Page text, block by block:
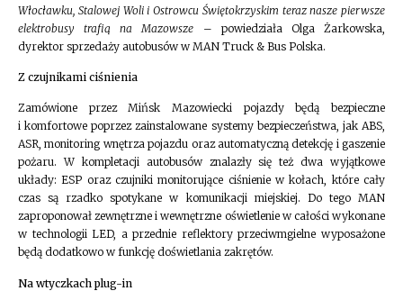
Włocławku, Stalowej Woli i Ostrowcu Świętokrzyskim teraz nasze pierwsze
elektrobusy trafią na Mazowsze – powiedziała Olga Żarkowska,
dyrektor sprzedaży autobusów w MAN Truck & Bus Polska.
Z czujnikami ciśnienia
Zamówione przez Mińsk Mazowiecki pojazdy będą bezpieczne
i komfortowe poprzez zainstalowane systemy bezpieczeństwa, jak ABS,
ASR, monitoring wnętrza pojazdu oraz automatyczną detekcję i gaszenie
pożaru. W kompletacji autobusów znalazły się też dwa wyjątkowe
układy: ESP oraz czujniki monitorujące ciśnienie w kołach, które cały
czas są rzadko spotykane w komunikacji miejskiej. Do tego MAN
zaproponował zewnętrzne i wewnętrzne oświetlenie w całości wykonane
w technologii LED, a przednie reflektory przeciwmgielne wyposażone
będą dodatkowo w funkcję doświetlania zakrętów.
Na wtyczkach plug-in